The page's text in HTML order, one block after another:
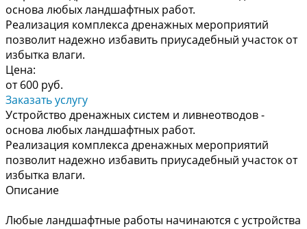
основа любых ландшафтных работ.
Реализация комплекса дренажных мероприятий
позволит надежно избавить приусадебный участок от
избытка влаги.
Цена:
от 600 руб.
Заказать услугу
Устройство дренажных систем и ливнеотводов -
основа любых ландшафтных работ.
Реализация комплекса дренажных мероприятий
позволит надежно избавить приусадебный участок от
избытка влаги.
Описание
Любые ландшафтные работы начинаются с устройства